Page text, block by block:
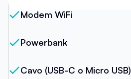
Modem WiFi
Powerbank
Cavo (USB-C o Micro USB)